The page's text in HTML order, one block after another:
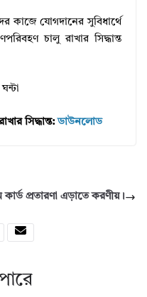
কাজে যোগদানের সুবিধার্থে
চালু রাখার সিদ্ধান্ত
সিদ্ধান্ত:ডাউনলোড
প্রতারণা এড়াতে করণীয়।